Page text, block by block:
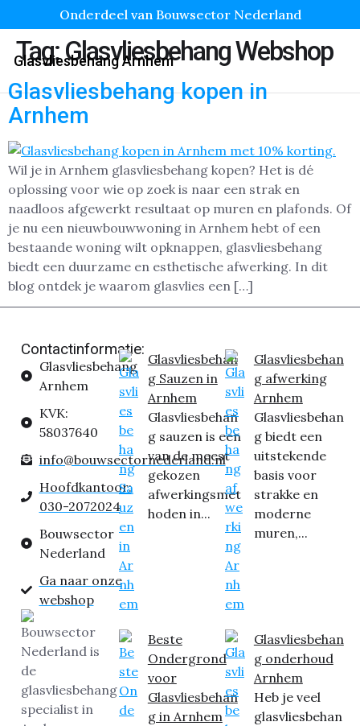
Onderdeel van Bouwsector Nederland
Glasvliesbehang Arnhem
Tag:Glasvliesbehang Webshop
Glasvliesbehang kopen in
Arnhem
Wil je in Arnhem glasvliesbehang kopen? Het is dé
oplossing voor wie op zoek is naar een strak en
naadloos afgewerkt resultaat op muren en plafonds. Of
je nu een nieuwbouwwoning in Arnhem hebt of een
bestaande woning wilt opknappen, glasvliesbehang
biedt een duurzame en esthetische afwerking. In dit
blog ontdek je waarom glasvlies een […]
Contactinformatie:
Glasvliesbehang
Arnhem
KVK:
58037640
info@bouwsectornederland.nl
Hoofdkantoor:
030-2072024
Bouwsector
Nederland
Ga naar onze
webshop
Glasvliesbehan
g Sauzen in
Arnhem
Glasvliesbehan
g sauzen is een
van de meest
gekozen
afwerkingsmet
hoden in...
Beste
Ondergrond
voor
Glasvliesbehan
g in Arnhem
Glasvliesbehan
g afwerking
Arnhem
Glasvliesbehan
g biedt een
uitstekende
basis voor
strakke en
moderne
muren,...
Glasvliesbehan
g onderhoud
Arnhem
Heb je veel
glasvliesbehan